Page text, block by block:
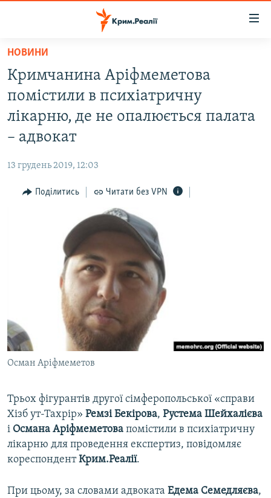
Перейти
основного
матеріалу
Перейти
до
основної
Перейти
пошуку
ВОДА.КРИМ
ВІДЕО ТА ФОТО
ПОГЛЯД
ІНТЕРВ'Ю
СПЕЦПРОЕКТИ
ДЕПОРТАЦІЯ
ВІДЕОУРОКИ «ELIFBE»
СВІДЧЕННЯ ОКУПАЦІЇ
УКРАЇНСЬКА ПРОБЛЕМА КРИМУ
ІНФОГРАФІКА
ЯК ОБІЙТИ БЛОКУВАННЯ
ДОЛУЧАЙСЯ!
Усі сайти RFE/RL
НОВИНИ
Кримчанина Аріфмеметова
помістили в психіатричну
лікарню, де не опалюється палата
– адвокат
13 грудень 2019, 12:03
Поділитись Читати без VPN
Осман Аріфмеметов
Трьох фігурантів другої сімферопольської «справи
Хізб ут-Тахрір» Ремзі Бекірова, Рустема Шейхалієва
і Османа Аріфмеметова помістили в психіатричну
лікарню для проведення експертиз, повідомляє
кореспондентКрим.Реалії.
При цьому, за словами адвоката Едема Семедляєва,